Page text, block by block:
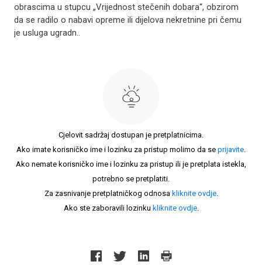
obrascima u stupcu „Vrijednost stečenih dobara“, obzirom
da se radilo o nabavi opreme ili dijelova nekretnine pri čemu
je usluga ugradn..
Cjelovit sadržaj dostupan je pretplatnicima.
Ako imate korisničko ime i lozinku za pristup molimo da se prijavite.
Ako nemate korisničko ime i lozinku za pristup ili je pretplata istekla,
potrebno se pretplatiti.
Za zasnivanje pretplatničkog odnosa kliknite ovdje.
Ako ste zaboravili lozinku kliknite ovdje.